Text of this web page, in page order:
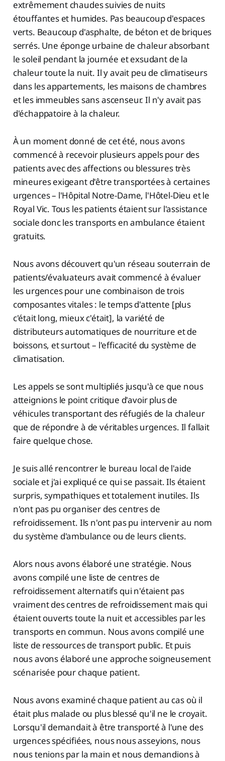
extrêmement chaudes suivies de nuits
étouffantes et humides. Pas beaucoup d'espaces
verts. Beaucoup d'asphalte, de béton et de briques
serrés. Une éponge urbaine de chaleur absorbant
le soleil pendant la journée et exsudant de la
chaleur toute la nuit. Il y avait peu de climatiseurs
dans les appartements, les maisons de chambres
et les immeubles sans ascenseur. Il n'y avait pas
d'échappatoire à la chaleur.
À un moment donné de cet été, nous avons
commencé à recevoir plusieurs appels pour des
patients avec des affections ou blessures très
mineures exigeant d'être transportées à certaines
urgences – l'Hôpital Notre-Dame, l'Hôtel-Dieu et le
Royal Vic. Tous les patients étaient sur l'assistance
sociale donc les transports en ambulance étaient
gratuits.
Nous avons découvert qu'un réseau souterrain de
patients/évaluateurs avait commencé à évaluer
les urgences pour une combinaison de trois
composantes vitales : le temps d'attente [plus
c'était long, mieux c'était], la variété de
distributeurs automatiques de nourriture et de
boissons, et surtout – l'efficacité du système de
climatisation.
Les appels se sont multipliés jusqu'à ce que nous
atteignions le point critique d'avoir plus de
véhicules transportant des réfugiés de la chaleur
que de répondre à de véritables urgences. Il fallait
faire quelque chose.
Je suis allé rencontrer le bureau local de l'aide
sociale et j'ai expliqué ce qui se passait. Ils étaient
surpris, sympathiques et totalement inutiles. Ils
n'ont pas pu organiser des centres de
refroidissement. Ils n'ont pas pu intervenir au nom
du système d'ambulance ou de leurs clients.
Alors nous avons élaboré une stratégie. Nous
avons compilé une liste de centres de
refroidissement alternatifs qui n'étaient pas
vraiment des centres de refroidissement mais qui
étaient ouverts toute la nuit et accessibles par les
transports en commun. Nous avons compilé une
liste de ressources de transport public. Et puis
nous avons élaboré une approche soigneusement
scénarisée pour chaque patient.
Nous avons examiné chaque patient au cas où il
était plus malade ou plus blessé qu'il ne le croyait.
Lorsqu'il demandait à être transporté à l'une des
urgences spécifiées, nous nous asseyions, nous
nous tenions par la main et nous demandions à